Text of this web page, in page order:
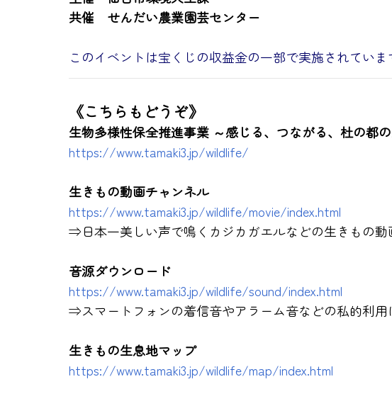
共催 せんだい農業園芸センター
このイベントは宝くじの収益金の一部で実施されていま
《こちらもどうぞ》
生物多様性保全推進事業 ～感じる、つながる、杜の都
https://www.tamaki3.jp/wildlife/
生きもの動画チャンネル
https://www.tamaki3.jp/wildlife/movie/index.html
⇒日本一美しい声で鳴くカジカガエルなどの生きもの動
音源ダウンロード
https://www.tamaki3.jp/wildlife/sound/index.html
⇒スマートフォンの着信音やアラーム音などの私的利用
生きもの生息地マップ
https://www.tamaki3.jp/wildlife/map/index.html